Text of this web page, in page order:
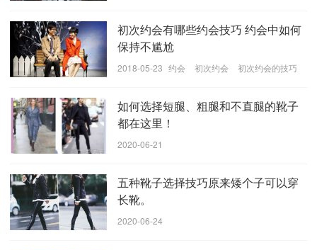
吧！
详细信息显示:
初次约会有哪些约会技巧 约会中如何
保持不尴尬
2018-05-23 约会 初次约会 初次约会的技巧
如何选择短腿、粗腿和不直腿的靴子
都在这里！
2020-06-21
五种靴子选择技巧原来矮个子可以穿
长靴。
2020-06-24